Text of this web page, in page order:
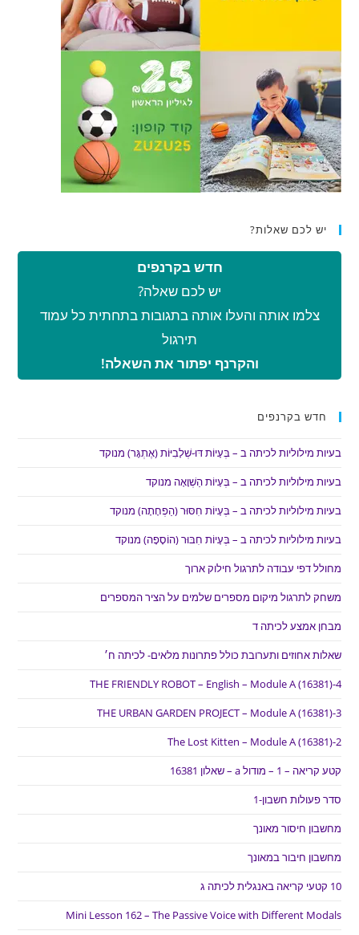
יש לכם שאלות?
חדש בקרנפים
יש לכם שאלה?
צלמו אותה והעלו אותה בתגובות בתחתית כל עמוד
תירגול
והקרנף יפתור את השאלה!
חדש בקרנפים
בעיות מילוליות לכיתה ב – בְּעָיוֹת דּוּ-שְׁלָבִיּוֹת (אֶתְגָּר) מנוקד
בעיות מילוליות לכיתה ב – בְּעָיוֹת הַשְׁוָאָה מנוקד
בעיות מילוליות לכיתה ב – בְּעָיוֹת חִסּוּר (הַפְחָתָה) מנוקד
בעיות מילוליות לכיתה ב – בְּעָיוֹת חִבּוּר (הוֹסָפָה) מנוקד
מחולל דפי עבודה לתרגול חילוק ארוך
משחק לתרגול מיקום מספרים שלמים על הציר המספרים
מבחן אמצע לכיתה ד
שאלות אחוזים ותערובת כולל פתרונות מלאים- לכיתה ח׳
THE FRIENDLY ROBOT – English – Module A (16381)-4
THE URBAN GARDEN PROJECT – Module A (16381)-3
The Lost Kitten – Module A (16381)-2
קטע קריאה – 1 – מודול a – שאלון 16381
סדר פעולות חשבון-1
מחשבון חיסור מאונך
מחשבון חיבור במאונך
10 קטעי קריאה באנגלית לכיתה ג
Mini Lesson 162 – The Passive Voice with Different Modals